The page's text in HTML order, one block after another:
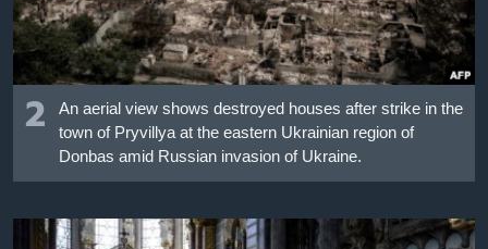
2
An aerial view shows destroyed houses after strike in the
town of Pryvillya at the eastern Ukrainian region of
Donbas amid Russian invasion of Ukraine.